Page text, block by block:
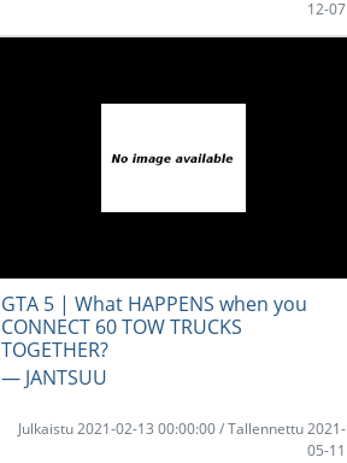
12-07
GTA 5 | What HAPPENS when you
CONNECT 60 TOW TRUCKS
TOGETHER?
― JANTSUU
Julkaistu 2021-02-13 00:00:00 / Tallennettu 2021-
05-11